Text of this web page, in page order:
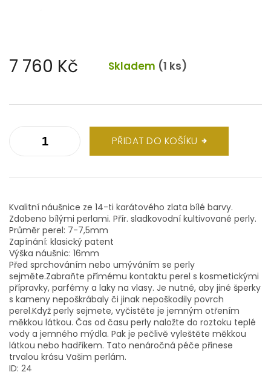
7 760 Kč Skladem (1 ks)
PŘIDAT DO KOŠÍKU
Kvalitní náušnice ze 14-ti karátového zlata bílé barvy.
Zdobeno bílými perlami. Přír. sladkovodní kultivované perly.
Průměr perel: 7-7,5mm
Zapínání: klasický patent
Výška náušnic: 16mm
Před sprchováním nebo umýváním se perly
sejměte.Zabraňte přímému kontaktu perel s kosmetickými
přípravky, parfémy a laky na vlasy. Je nutné, aby jiné šperky
s kameny nepoškrábaly či jinak nepoškodily povrch
perel.Když perly sejmete, vyčistěte je jemným otřením
měkkou látkou. Čas od času perly naložte do roztoku teplé
vody a jemného mýdla. Pak je pečlivě vyleštěte měkkou
látkou nebo hadříkem. Tato nenáročná péče přinese
trvalou krásu Vašim perlám.
ID: 24